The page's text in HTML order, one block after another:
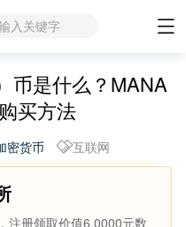
入关键字
币是什么？MANA
买方法
密货币 互联网
注册领取价值6,0000元数